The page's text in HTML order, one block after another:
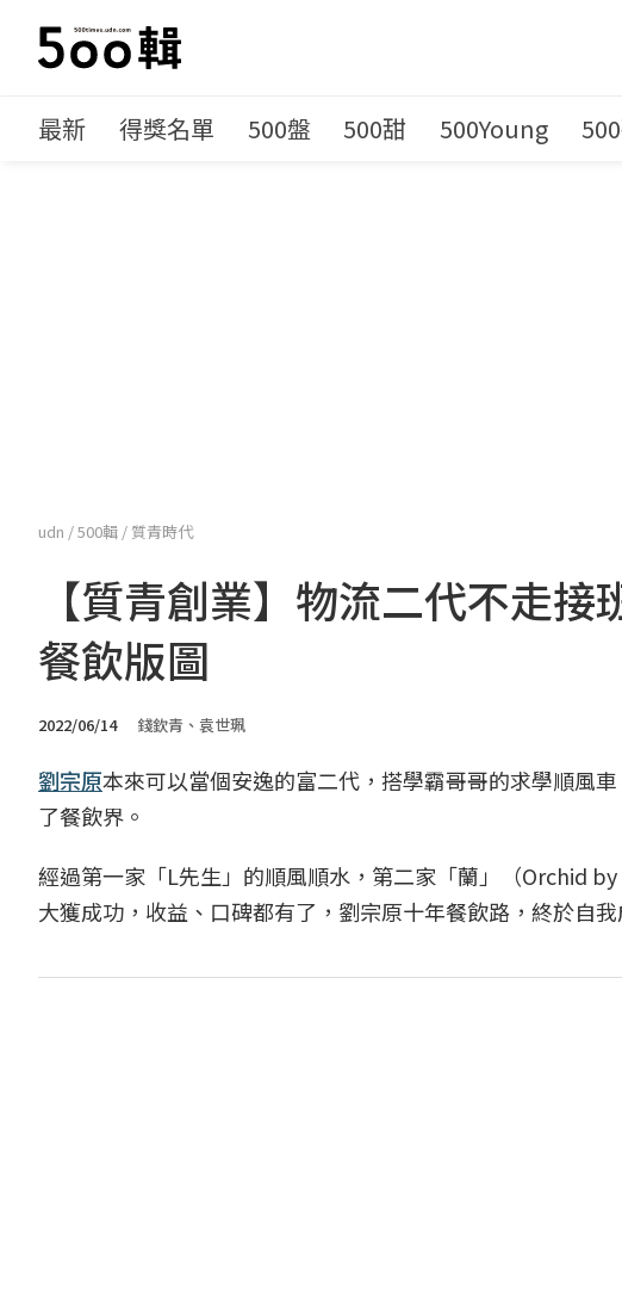
最新 得獎名單 500盤 500甜 500Young
udn /500輯 / 質青時代
【質青創業】物流二代不走
餐飲版圖
2022/06/14 錢欽青、袁世珮
劉宗原本來可以當個安逸的富二代，搭學霸哥哥的求學順風
了餐飲界。
經過第一家「L先生」的順風順水，第二家「蘭」（Orchid
大獲成功，收益、口碑都有了，劉宗原十年餐飲路，終於自